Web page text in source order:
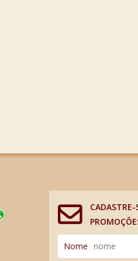
CADASTRE-
Nome